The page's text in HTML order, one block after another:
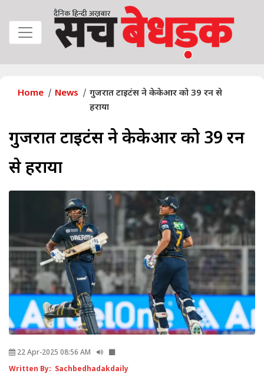
Home News
गुजरात टाइटंस ने केकेआर को 39 रन से
हराया
गुजरात टाइटंस ने केकेआर को 39 रन
से हराया
22 Apr-2025 08:56 AM
Written By: Sachbedhadakdaily